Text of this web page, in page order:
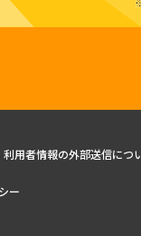
利用者情報の外部送信につ
ー